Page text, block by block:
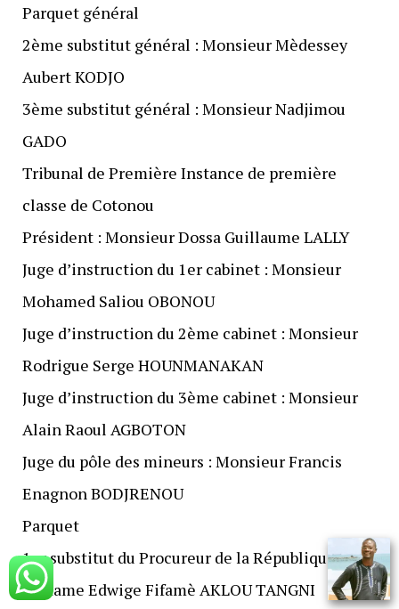
Parquet général
2ème substitut général : Monsieur Mèdessey
Aubert KODJO
3ème substitut général : Monsieur Nadjimou
GADO
Tribunal de Première Instance de première
classe de Cotonou
Président : Monsieur Dossa Guillaume LALLY
Juge d’instruction du 1er cabinet : Monsieur
Mohamed Saliou OBONOU
Juge d’instruction du 2ème cabinet : Monsieur
Rodrigue Serge HOUNMANAKAN
Juge d’instruction du 3ème cabinet : Monsieur
Alain Raoul AGBOTON
Juge du pôle des mineurs : Monsieur Francis
Enagnon BODJRENOU
Parquet
1er substitut du Procureur de la République :
Madame Edwige Fifamè AKLOU TANGNI